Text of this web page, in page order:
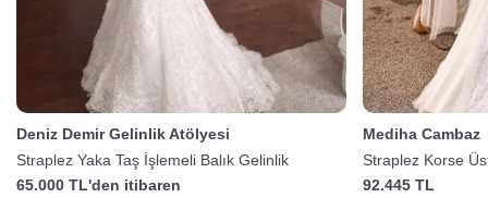
Deniz Demir Gelinlik Atölyesi
Straplez Yaka Taş İşlemeli Balık Gelinlik
65.000 TL'den itibaren
Mediha Cambaz
Straplez Korse
Gelinlik
92.445 TL